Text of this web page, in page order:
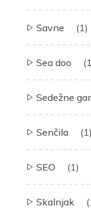
Savne (1)
Sea doo
Sedežne
Senčila (1)
SEO (1)
Skalnjak